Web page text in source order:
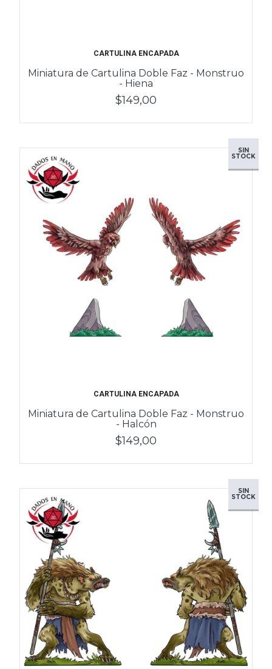
CARTULINA ENCAPADA
Miniatura de Cartulina Doble Faz - Monstruo
- Hiena
$149,00
SIN
STOCK
CARTULINA ENCAPADA
Miniatura de Cartulina Doble Faz - Monstruo
- Halcón
$149,00
SIN
STOCK